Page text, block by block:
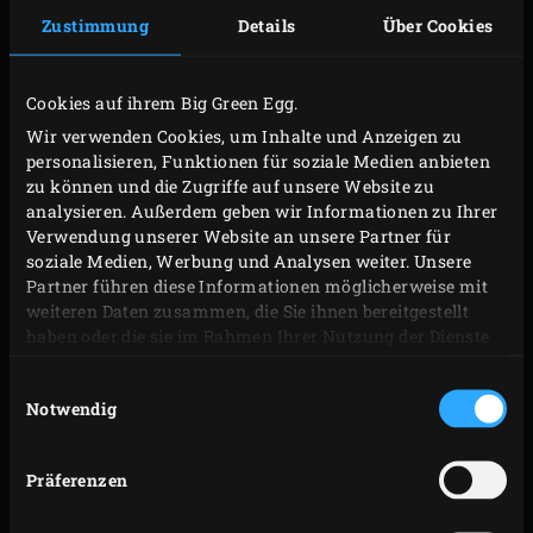
Zustimmung Details Über Cookies
Cookies auf ihrem Big Green Egg.
Wir verwenden Cookies, um Inhalte und Anzeigen zu
personalisieren, Funktionen für soziale Medien anbieten
zu können und die Zugriffe auf unsere Website zu
analysieren. Außerdem geben wir Informationen zu Ihrer
Verwendung unserer Website an unsere Partner für
soziale Medien, Werbung und Analysen weiter. Unsere
Partner führen diese Informationen möglicherweise mit
weiteren Daten zusammen, die Sie ihnen bereitgestellt
haben oder die sie im Rahmen Ihrer Nutzung der Dienste
Notwendig
Präferenzen
einer schweren Stielpfanne) flach klopfen, damit
das Fleisch gleichmäßig dick wird. Das Pesto in
einer gleichmäßigen Schicht über das Bavette
verteilen, dieses zu einer Roulade aufrollen und mit
Metzgergarn zubinden.
ZUBEREITUNG
Die Roulade auf diehalbrunde gelochte Grillplatte
legen. Dann die Roulade rundherum mit dem
Rost legen. Den Messfühler des
Funkthermometers
stecken und den Deckel des EGGs schließen. Die